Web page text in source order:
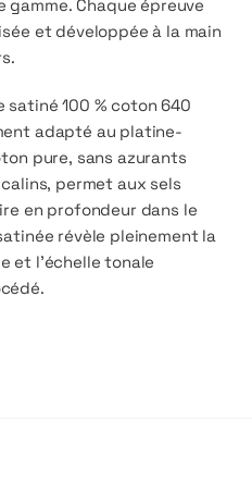
Chaque épreuve
et développée à la main
100 % coton 640
adapté au platine-
pure, sans azurants
permet aux sels
en profondeur dans le
révèle pleinement la
et l'échelle tonale
pour le platine-palladium